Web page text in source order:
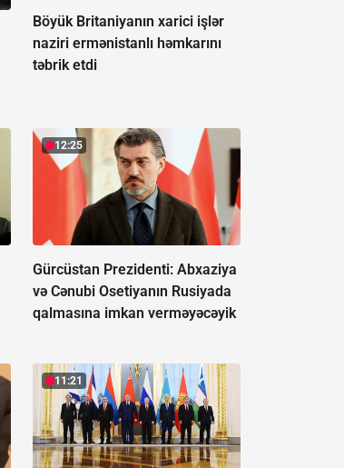
Böyük Britaniyanın xarici işlər
naziri ermənistanlı həmkarını
təbrik etdi
12:25
Gürcüstan Prezidenti: Abxaziya
və Cənubi Osetiyanın Rusiyada
qalmasına imkan verməyəcəyik
11:21